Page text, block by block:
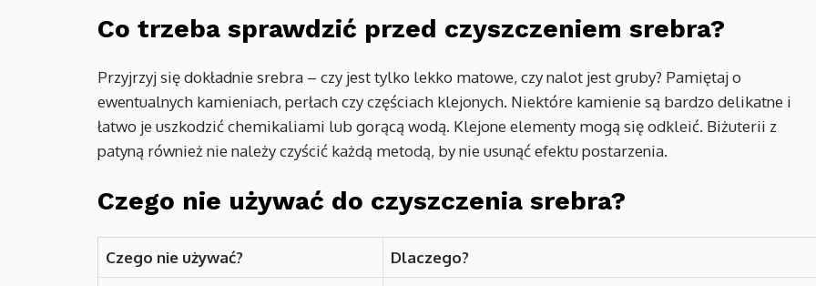
Co trzeba sprawdzić przed czyszczeniem srebra?
Przyjrzyj się dokładnie srebra – czy jest tylko lekko matowe, czy nalot jest gruby? Pamiętaj o
ewentualnych kamieniach, perłach czy częściach klejonych. Niektóre kamienie są bardzo delikatne i
łatwo je uszkodzić chemikaliami lub gorącą wodą. Klejone elementy mogą się odkleić. Biżuterii z
patyną również nie należy czyścić każdą metodą, by nie usunąć efektu postarzenia.
Czego nie używać do czyszczenia srebra?
Czego nie używać? Dlaczego?